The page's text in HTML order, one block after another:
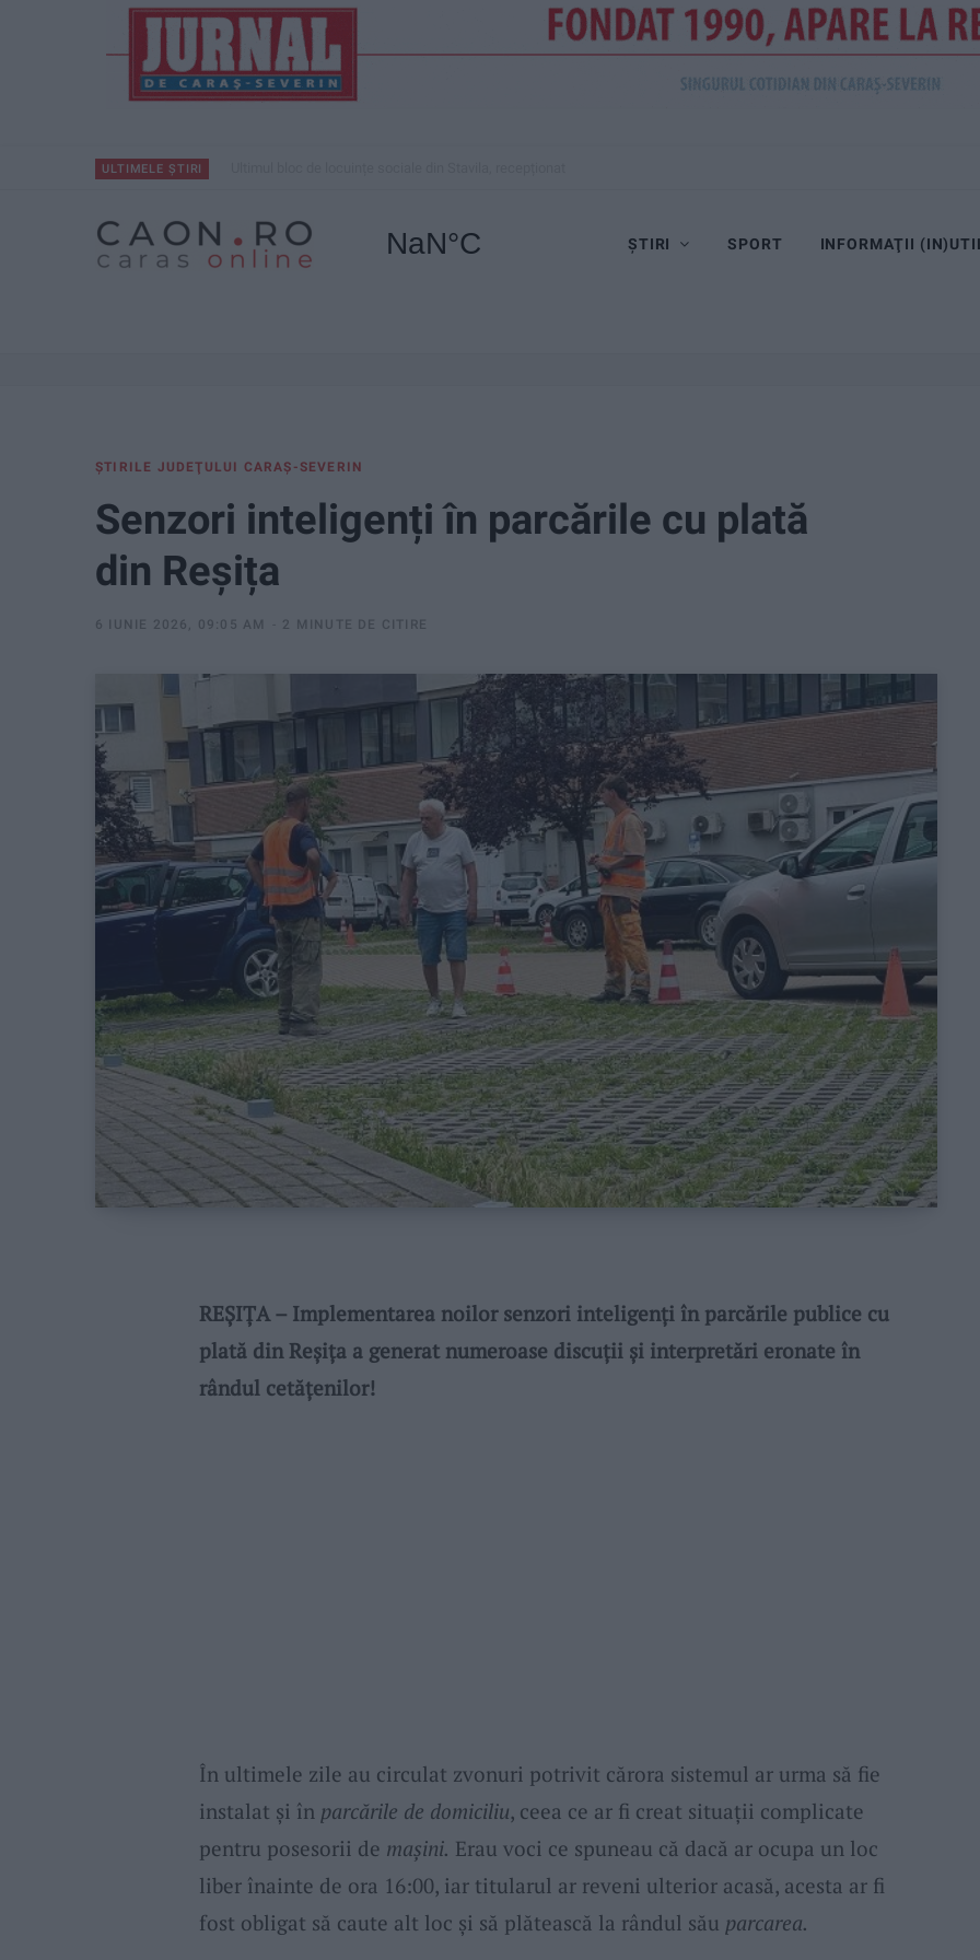
ULTIMELE ȘTIRI
ȘTIRI SPORT INFORMAŢII
ŞTIRILE JUDEŢULUI CARAŞ-SEVERIN
Senzori inteligenți în parcările cu plată
din Reșița
6 IUNIE 2026, 09:05 AM 2 MINUTE DE CITIRE
REȘIȚA – Implementarea noilor senzori inteligenți în parcările publice cu
plată din Reșița a generat numeroase discuții și interpretări eronate în
rândul cetățenilor!
În ultimele zile au circulat zvonuri potrivit cărora sistemul ar urma să fie
instalat și în parcările de domiciliu, ceea ce ar fi creat situații complicate
pentru posesorii de maşini. Erau voci ce spuneau că dacă ar ocupa un loc
liber înainte de ora 16:00, iar titularul ar reveni ulterior acasă, acesta ar fi
fost obligat să caute alt loc și să plătească la rândul său parcarea.